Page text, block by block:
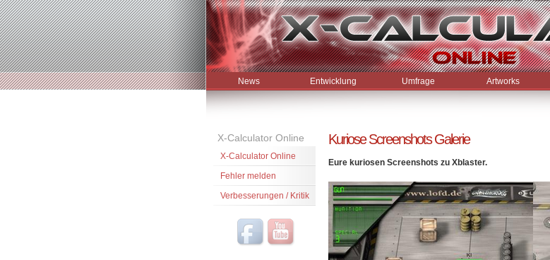
News Entwicklung Umfrage Artworks
X-Calculator Online
X-Calculator Online
Fehler melden
Verbesserungen / Kritik
Kuriose Screenshots Galerie
Eure kuriosen Screenshots zu Xblaster.